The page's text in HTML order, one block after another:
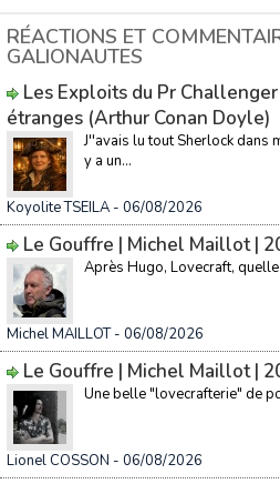
RÉACTIONS ET
GALIONAUTES
Les Exploits du Pr
étranges (Arthur Conan Doyle)
J''avais lu tout Sherlock dans
y a un...
Koyolite TSEILA - 06/08/2026
Le Gouffre | Michel Maillot |
Après Hugo, Lovecraft,
Michel MAILLOT- 06/08/2026
Le Gouffre | Michel Maillot |
Une belle "lovecrafterie" de
Lionel COSSON - 06/08/2026